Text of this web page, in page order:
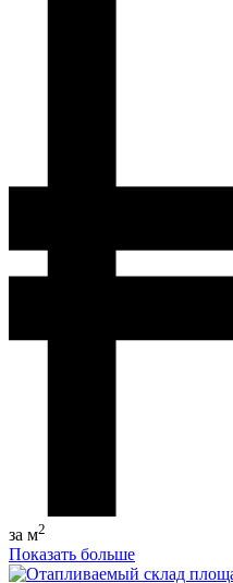
за м2
Показать больше